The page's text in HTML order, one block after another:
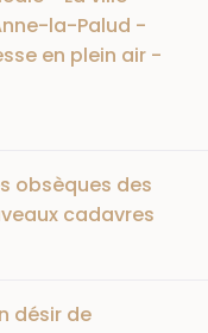
la-Palud -
en plein air -
obsèques des
cadavres
désir de